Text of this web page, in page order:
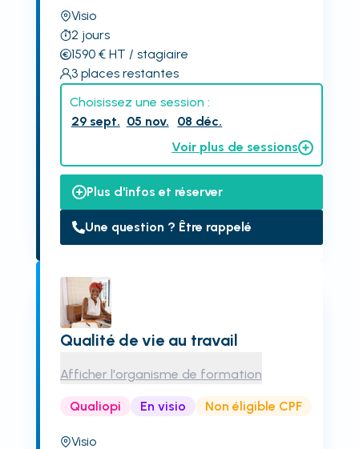
Visio
2 jours
1590€ HT / stagiaire
3 places restantes
Choisissez une session :
29 sept. 05 nov.
08 déc.
Voir plus de sessions
Plus d'infos et réserver
Une question ? Être rappelé
Qualité de vie au travail
Afficher l'organisme de formation
Qualiopi En visio Non éligible CPF
Visio